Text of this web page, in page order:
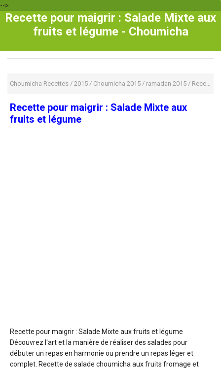
-->
Recette pour maigrir : Salade Mixte aux
fruits et légume - Choumicha
Choumicha Recettes / 2015 / Choumicha 2015 / ramadan 2015 / Recette Pour Enfant
Recette pour maigrir : Salade Mixte aux
fruits et légume
Recette pour maigrir : Salade Mixte aux fruits et légume
Découvrez l'art et la manière de réaliser des salades pour
débuter un repas en harmonie ou prendre un repas léger et
complet. Recette de salade choumicha aux fruits fromage et